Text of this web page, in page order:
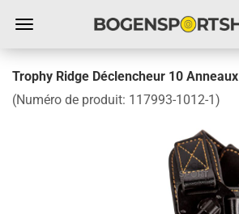
Trophy Ridge Déclencheur 10 Anneaux
(Numéro de produit: 117993-1012-1)